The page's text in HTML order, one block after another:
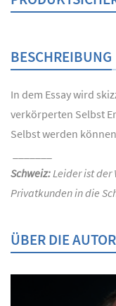
BESCHREIBUNG
In dem Essay wird
verkörperten Selbst
Selbst werden
Schweiz: Leider ist
Privatkunden in die
ÜBER DIE